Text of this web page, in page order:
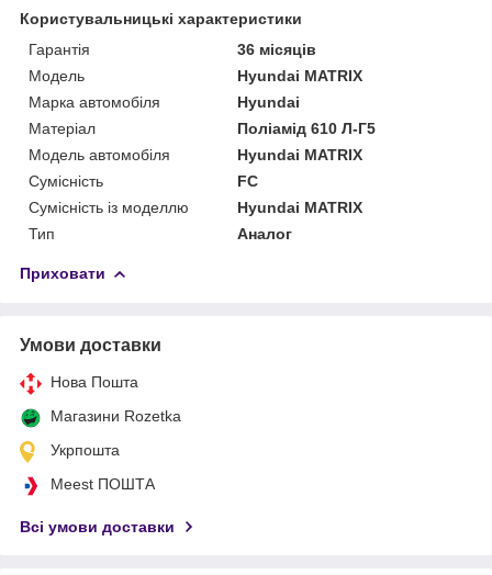
Користувальницькі характеристики
Гарантія
36 місяців
Мoдель
Hyundai MATRIX
Марка автомобіля
Hyundai
Матеріал
Поліамід 610 Л-Г5
Модель автомобіля
Hyundai MATRIX
Сумісність
FC
Сумісність із моделлю
Hyundai MATRIX
Тип
Аналог
Приховати
Умови доставки
Нова Пошта
Магазини Rozetka
Укрпошта
Meest ПОШТА
Всі умови доставки